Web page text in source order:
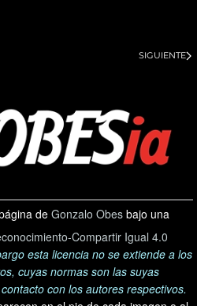
SIGUIENTE
de Gonzalo Obes bajo una
Compartir Igual 4.0
esta licencia no se extiende a los
cuyas normas son las suyas
con los autores respectivos.